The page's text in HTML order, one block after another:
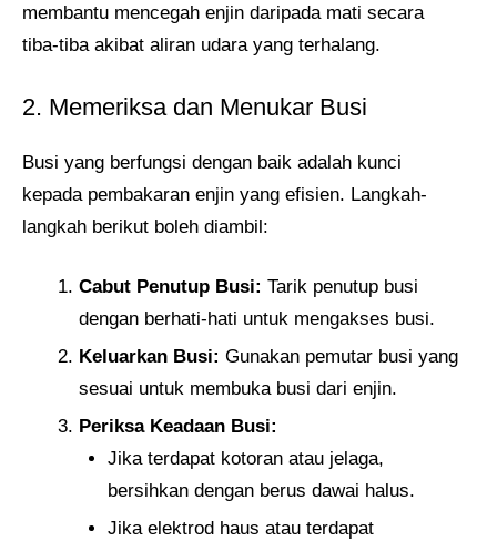
membantu mencegah enjin daripada mati secara
tiba-tiba akibat aliran udara yang terhalang.
2. Memeriksa dan Menukar Busi
Busi yang berfungsi dengan baik adalah kunci
kepada pembakaran enjin yang efisien. Langkah-
langkah berikut boleh diambil:
Cabut Penutup Busi: Tarik penutup busi
dengan berhati-hati untuk mengakses busi.
Keluarkan Busi: Gunakan pemutar busi yang
sesuai untuk membuka busi dari enjin.
Periksa Keadaan Busi:
Jika terdapat kotoran atau jelaga,
bersihkan dengan berus dawai halus.
Jika elektrod haus atau terdapat